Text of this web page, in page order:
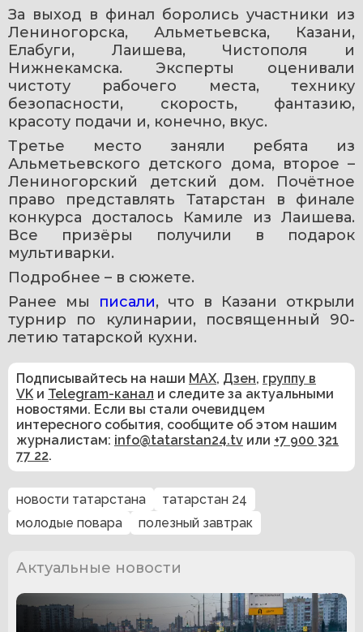
За выход в финал боролись участники из
Лениногорска, Альметьевска, Казани,
Елабуги, Лаишева, Чистополя и
Нижнекамска. Эксперты оценивали
чистоту рабочего места, технику
безопасности, скорость, фантазию,
красоту подачи и, конечно, вкус.
Третье место заняли ребята из
Альметьевского детского дома, второе –
Лениногорский детский дом. Почётное
право представлять Татарстан в финале
конкурса досталось Камиле из Лаишева.
Все призёры получили в подарок
мультиварки.
Подробнее – в сюжете.
Ранее мы писали, что в Казани открыли
турнир по кулинарии, посвященный 90-
летию татарской кухни.
Подписывайтесь на наши MAX, Дзен, группу в
VK и Telegram-канал и следите за актуальными
новостями. Если вы стали очевидцем
интересного события, сообщите об этом нашим
журналистам: info@tatarstan24.tv или +7 900 321
77 22.
новости татарстана
татарстан 24
молодые повара
полезный завтрак
Актуальные новости